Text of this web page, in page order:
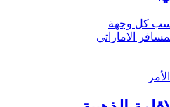
كل وجهة
الاماراتي